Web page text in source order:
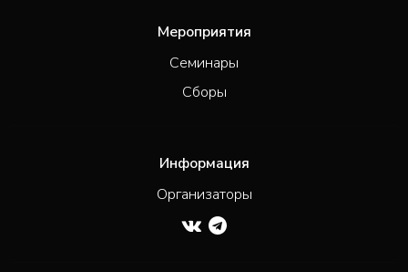
Мероприятия
Семинары
Сборы
Информация
Организаторы